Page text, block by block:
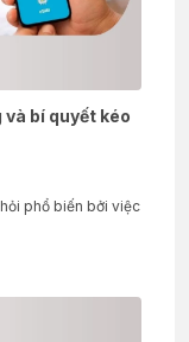
và bí quyết kéo
phổ biến bởi việc